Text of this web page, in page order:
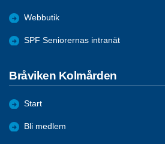
Webbutik
SPF Seniorernas intranät
Bråviken Kolmården
Start
Bli medlem